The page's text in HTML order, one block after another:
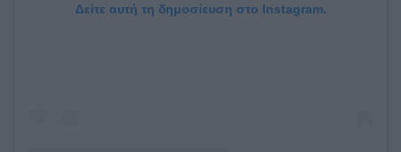
Δείτε αυτή τη δημοσίευση στο Instagram.